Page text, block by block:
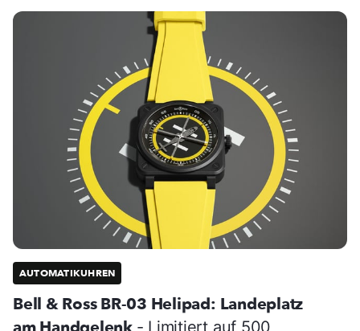
AUTOMATIKUHREN
Bell & Ross BR-03 Helipad: Landeplatz